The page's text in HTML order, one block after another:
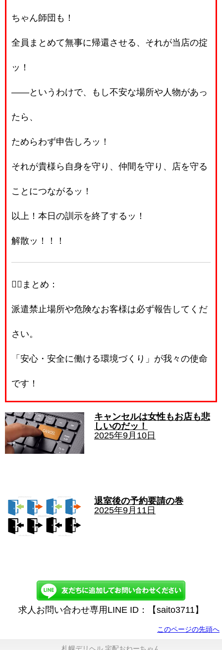
ちゃん師団も！
全員まとめて無事に帰還させる、それが当店の掟
ッ！
――というわけで、もし不安な場所や人物があっ
たら、
ためらわず申告しろッ！
それが貴様ら自身を守り、仲間を守り、店を守る
ことにつながるッ！
以上！本日の訓示を終了するッ！
解散ッ！！！
👩‍✈️まとめ：
派遣禁止場所や危険なお客様は必ず報告してくだ
さい。
「安心・安全に働ける環境づくり」が我々の使命
です！
キャンセルは女性もお店も悲
しいのだッ！
2025年9月10日
退室後の予約要請の巻
2025年9月11日
求人お問い合わせ専用LINE ID：【saito3711】
このページの先頭へ